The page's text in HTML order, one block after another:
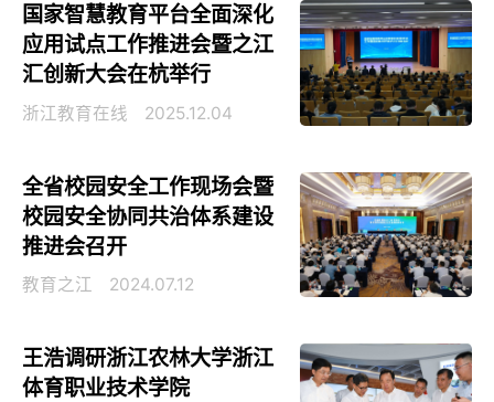
国家智慧教育平台全面深化
应用试点工作推进会暨之江
汇创新大会在杭举行
浙江教育在线 2025.12.04
全省校园安全工作现场会暨
校园安全协同共治体系建设
推进会召开
教育之江 2024.07.12
王浩调研浙江农林大学浙江
体育职业技术学院